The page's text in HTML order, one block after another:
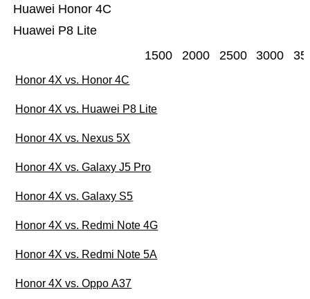
Huawei P8 Lite
Huawei Honor 4C
1500 2000 2500 3000
Honor 4X vs. Honor 4C
Honor 4X vs. Huawei P8 Lite
Honor 4X vs. Nexus 5X
Honor 4X vs. Galaxy J5 Pro
Honor 4X vs. Galaxy S5
Honor 4X vs. Redmi Note 4G
Honor 4X vs. Redmi Note 5A
Honor 4X vs. Oppo A37